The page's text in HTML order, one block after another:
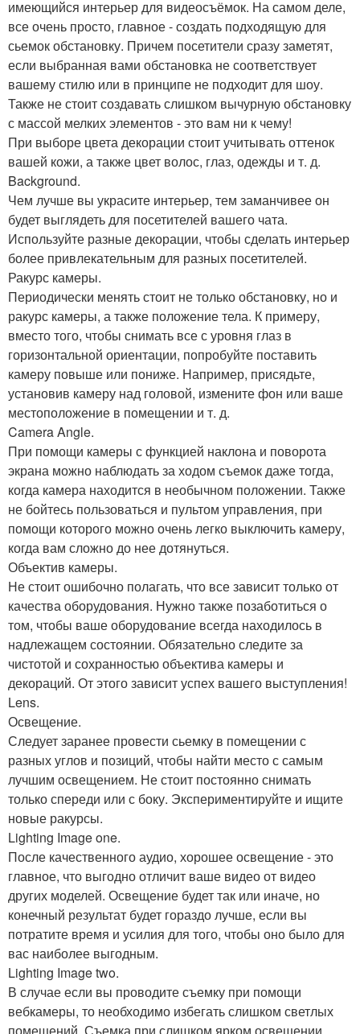
имеющийся интерьер для видеосъёмок. На самом деле,
все очень просто, главное - создать подходящую для
сьемок обстановку. Причем посетители сразу заметят,
если выбранная вами обстановка не соответствует
вашему стилю или в принципе не подходит для шоу.
Также не стоит создавать слишком вычурную обстановку
с массой мелких элементов - это вам ни к чему!
При выборе цвета декорации стоит учитывать оттенок
вашей кожи, а также цвет волос, глаз, одежды и т. д.
Background.
Чем лучше вы украсите интерьер, тем заманчивее он
будет выглядеть для посетителей вашего чата.
Используйте разные декорации, чтобы сделать интерьер
более привлекательным для разных посетителей.
Ракурс камеры.
Периодически менять стоит не только обстановку, но и
ракурс камеры, а также положение тела. К примеру,
вместо того, чтобы снимать все с уровня глаз в
горизонтальной ориентации, попробуйте поставить
камеру повыше или пониже. Например, присядьте,
установив камеру над головой, измените фон или ваше
местоположение в помещении и т. д.
Camera Angle.
При помощи камеры с функцией наклона и поворота
экрана можно наблюдать за ходом съемок даже тогда,
когда камера находится в необычном положении. Также
не бойтесь пользоваться и пультом управления, при
помощи которого можно очень легко выключить камеру,
когда вам сложно до нее дотянуться.
Объектив камеры.
Не стоит ошибочно полагать, что все зависит только от
качества оборудования. Нужно также позаботиться о
том, чтобы ваше оборудование всегда находилось в
надлежащем состоянии. Обязательно следите за
чистотой и сохранностью объектива камеры и
декораций. От этого зависит успех вашего выступления!
Lens.
Освещение.
Следует заранее провести сьемку в помещении с
разных углов и позиций, чтобы найти место с самым
лучшим освещением. Не стоит постоянно снимать
только спереди или с боку. Экспериментируйте и ищите
новые ракурсы.
Lighting Image one.
После качественного аудио, хорошее освещение - это
главное, что выгодно отличит ваше видео от видео
других моделей. Освещение будет так или иначе, но
конечный результат будет гораздо лучше, если вы
потратите время и усилия для того, чтобы оно было для
вас наиболее выгодным.
Lighting Image two.
В случае если вы проводите съемку при помощи
вебкамеры, то необходимо избегать слишком светлых